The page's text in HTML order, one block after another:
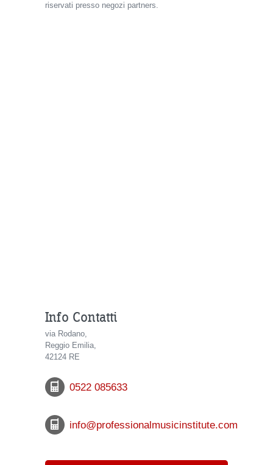
riservati presso negozi partners.
Info Contatti
via Rodano,
Reggio Emilia,
42124 RE
0522 085633
info@professionalmusicinstitute.com